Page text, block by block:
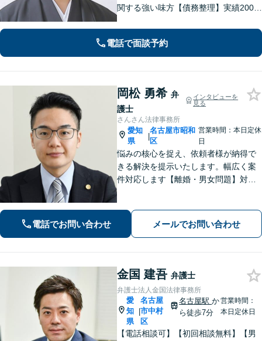
関する強い味方【債務整理】実績2000
に対応。調停もお任せください【丸の
内駅4分】
電話で面談予約
岡松 勇希 弁
護士
インタビューを
見る
さんさん法律事務所
愛知
県
|
名古屋市昭和
区
営業時間：本日定休
日
悩みの核心を捉え、依頼者様が納得で
きる解決を提示いたします。幅広く案
件対応します【離婚・男女問題】対応
業展開できるよう、法律家の視点でサ
ポートします！【御器所駅／桜山駅徒
電話でお問い合わせ メールでお問い合わせ
金国 建吾 弁護士
弁護士法人金国法律事務所
愛
知
県
|
名古屋
市中村
区
名古屋駅か
ら徒歩7分
営業時間：
本日定休日
【電話相談可】【初回相談無料】【男